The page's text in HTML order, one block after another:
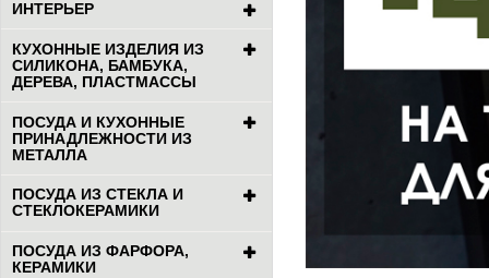
ИНТЕРЬЕР
КУХОННЫЕ ИЗДЕЛИЯ ИЗ
СИЛИКОНА, БАМБУКА,
ДЕРЕВА, ПЛАСТМАССЫ
ПОСУДА И КУХОННЫЕ
ПРИНАДЛЕЖНОСТИ ИЗ
МЕТАЛЛА
ПОСУДА ИЗ СТЕКЛА И
СТЕКЛОКЕРАМИКИ
ПОСУДА ИЗ ФАРФОРА,
КЕРАМИКИ